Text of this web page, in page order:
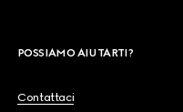
POSSIAMO AIUTARTI?
Contattaci